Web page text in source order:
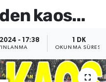
kaos...
- 17:38 1 DK
OKUNMA SÜRESI